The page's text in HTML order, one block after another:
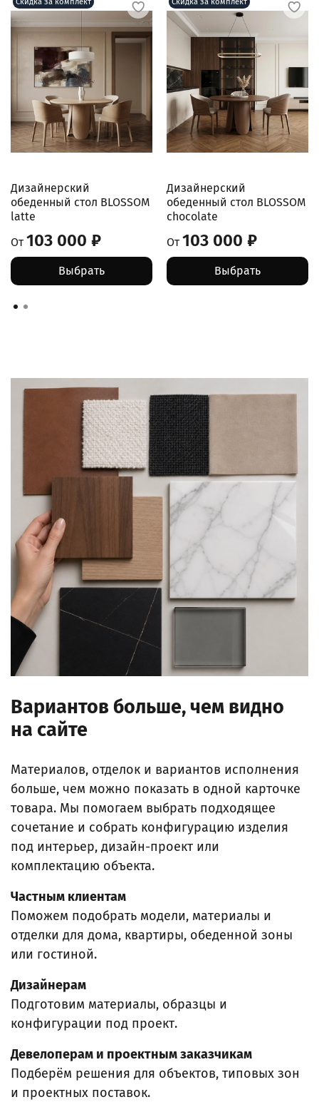
Дизайнерский
обеденный стол BLOSSOM
latte
От 103 000 ₽
Выбрать
Дизайнерский
обеденный стол BLOSSOM
chocolate
От 103 000 ₽
Выбрать
Вариантов больше, чем видно
на сайте
Материалов, отделок и вариантов исполнения
больше, чем можно показать в одной карточке
товара. Мы помогаем выбрать подходящее
сочетание и собрать конфигурацию изделия
под интерьер, дизайн-проект или
комплектацию объекта.
Частным клиентам
Поможем подобрать модели, материалы и
отделки для дома, квартиры, обеденной зоны
или гостиной.
Дизайнерам
Подготовим материалы, образцы и
конфигурации под проект.
Девелоперам и проектным заказчикам
Подберём решения для объектов, типовых зон
и проектных поставок.